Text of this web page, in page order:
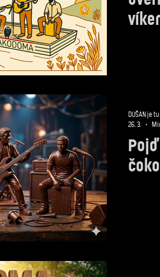
DUŠAN je
26. 3.